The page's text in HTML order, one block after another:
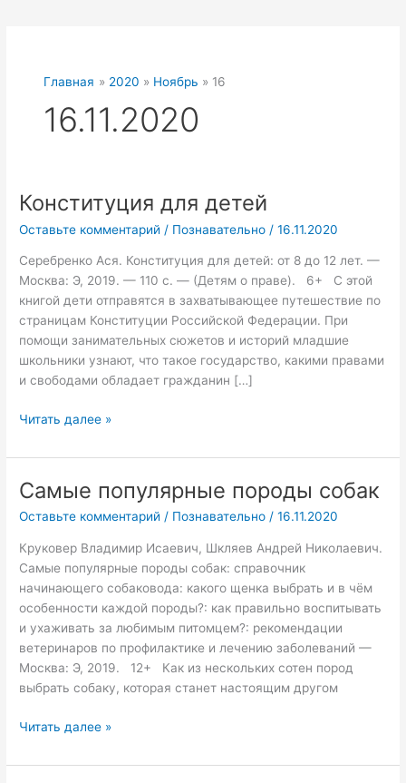
Главная 2020 Ноябрь 16
16.11.2020
Конституция для детей
Оставьте комментарий / Познавательно /16.11.2020
Серебренко Ася. Конституция для детей: от 8 до 12 лет. —
Москва: Э, 2019. — 110 с. — (Детям о праве). 6+ С этой
книгой дети отправятся в захватывающее путешествие по
страницам Конституции Российской Федерации. При
помощи занимательных сюжетов и историй младшие
школьники узнают, что такое государство, какими правами
и свободами обладает гражданин […]
Конституция
детей
Читать далее »
Самые популярные породы собак
Оставьте комментарий / Познавательно /16.11.2020
Круковер Владимир Исаевич, Шкляев Андрей Николаевич.
Самые популярные породы собак: справочник
начинающего собаковода: какого щенка выбрать и в чём
особенности каждой породы?: как правильно воспитывать
и ухаживать за любимым питомцем?: рекомендации
ветеринаров по профилактике и лечению заболеваний —
Москва: Э, 2019. 12+ Как из нескольких сотен пород
выбрать собаку, которая станет настоящим другом
Самые
породы
собак
Читать далее »